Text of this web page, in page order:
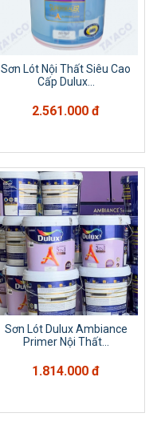
Sơn Lót Nội Thất Siêu Cao
Cấp Dulux...
2.561.000 đ
Sơn Lót Dulux Ambiance
Primer Nội Thất...
1.814.000 đ